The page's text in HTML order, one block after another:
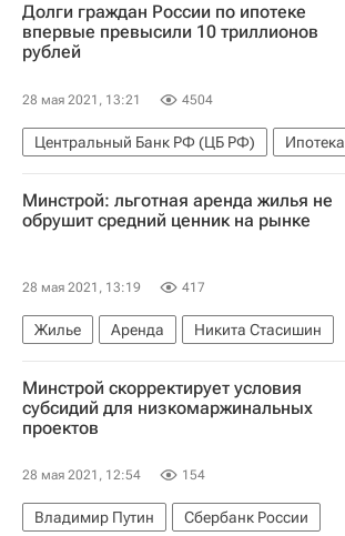
Долги граждан России по ипотеке
впервые превысили 10 триллионов
рублей
28 мая 2021, 13:21 4504
Центральный Банк РФ (ЦБ РФ)
Ипотека
Россия
Жилье Долги
Минстрой: льготная аренда жилья не
обрушит средний ценник на рынке
28 мая 2021, 13:19 417
Жилье Аренда
Никита Стасишин
"Дом.РФ"
Минстрой скорректирует условия
субсидий для низкомаржинальных
проектов
28 мая 2021, 12:54 154
Владимир Путин
Сбербанк России